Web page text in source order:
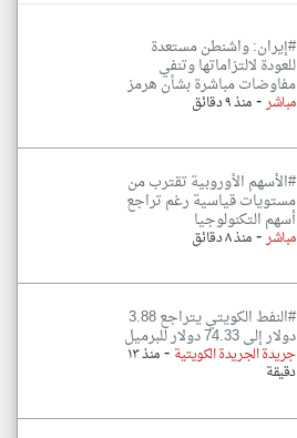
#إيران: واشنطن مستعدة
للعودة لالتزاماتها وتنفي
مفاوضات مباشرة بشأن هرمز
مباشر-منذ ٩ دقائق
#الأسهم الأوروبية تقترب من
مستويات قياسية رغم تراجع
أسهم التكنولوجيا
مباشر-منذ ٨ دقائق
#النفط الكويتي يتراجع 3.88
دولار إلى 74.33 دولار للبرميل
جريدة الجريدة الكويتية- منذ ١٣
دقيقة